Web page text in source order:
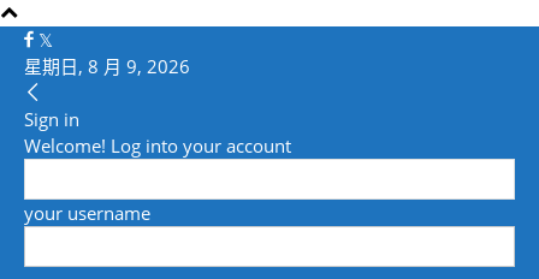
星期日, 8 月 9, 2026
Sign in
Welcome! Log into your account
your username